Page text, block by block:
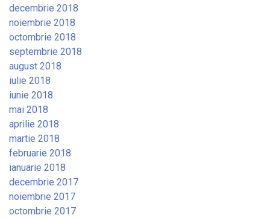
decembrie 2018
noiembrie 2018
octombrie 2018
septembrie 2018
august 2018
iulie 2018
iunie 2018
mai 2018
aprilie 2018
martie 2018
februarie 2018
ianuarie 2018
decembrie 2017
noiembrie 2017
octombrie 2017